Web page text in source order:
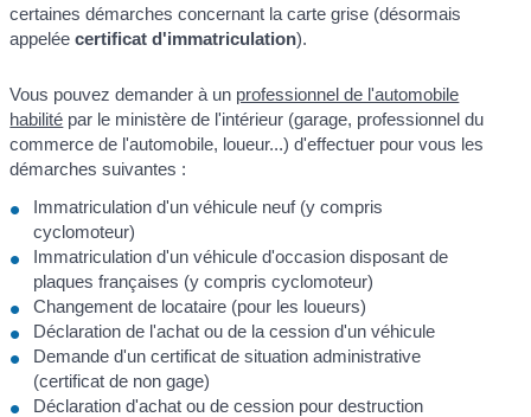
certaines démarches concernant la carte grise (désormais
appeléecertificat d'immatriculation).
Vous pouvez demander à un professionnel de l'automobile
habilité par le ministère de l'intérieur (garage, professionnel du
commerce de l'automobile, loueur...) d'effectuer pour vous les
démarches suivantes :
Immatriculation d'un véhicule neuf (y compris
cyclomoteur)
Immatriculation d'un véhicule d'occasion disposant de
plaques françaises (y compris cyclomoteur)
Changement de locataire (pour les loueurs)
Déclaration de l'achat ou de la cession d'un véhicule
Demande d'un certificat de situation administrative
(certificat de non gage)
Déclaration d'achat ou de cession pour destruction